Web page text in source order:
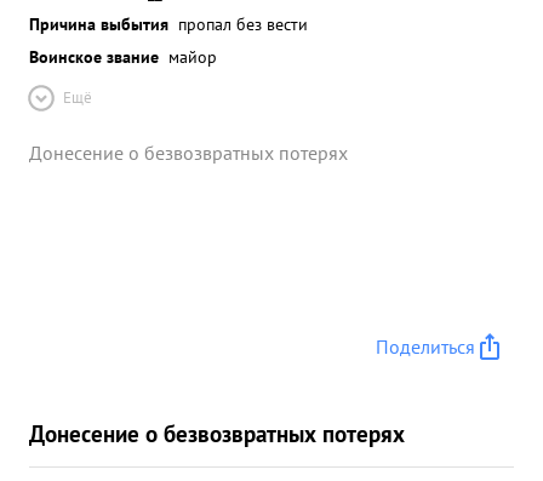
Причина выбытия пропал без вести
Воинское звание майор
Ещё
Донесение о безвозвратных потерях
Поделиться
Донесение о безвозвратных потерях